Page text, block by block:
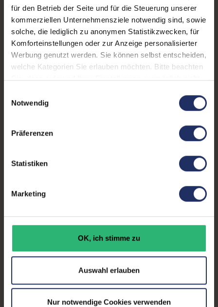
für den Betrieb der Seite und für die Steuerung unserer
kommerziellen Unternehmensziele notwendig sind, sowie
solche, die lediglich zu anonymen Statistikzwecken, für
Komforteinstellungen oder zur Anzeige personalisierter
Werbung genutzt werden. Sie können selbst entscheiden,
welche Kategorien Sie erlauben möchten. Bitte beachten
Sie, dass aufgrund Ihrer Einstellungen, womöglich nicht
Weitere Informationen finden Sie in
Notwendig
Präferenzen
Statistiken
Marketing
OK, ich stimme zu
Auswahl erlauben
Nur notwendige Cookies verwenden
Produktbeschreibung
Sechs USB 3.0, einer unterstützt das Aufladen
Bis zu 4K Auflösung
Physische Heckausrichtung für jedes Mal ein
perfektes dock-in
Lieferumfang:Dockingstation, Netzteil 230W
6x USB 3 Typ-A,
Kensington Lock
Passend für Modell: ThinkPad P50
, ThinkPad
, ThinkPad P70
ThinkPad P71
Netzteil: 230 Watt
Gewicht: